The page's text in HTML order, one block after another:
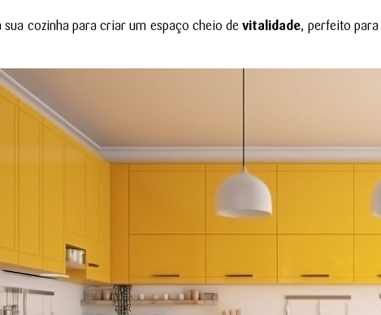
cozinha para criar um espaço cheio de vitalidade, perfeito